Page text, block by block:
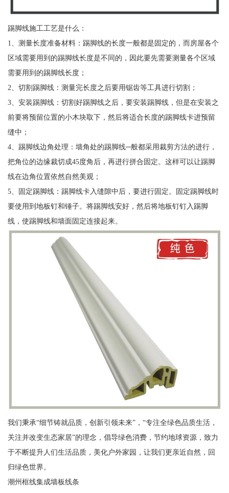
踢脚线施工工艺是什么：
1、测量长度准备材料：踢脚线的长度一般都是固定的，而房屋各个
区域需要用到的踢脚线长度是不同的，因此要先需要测量各个区域
需要用到的踢脚线长度；
2、切割踢脚线：测量完长度之后要用锯齿等工具进行切割；
3、安装踢脚线：切割好踢脚线之后，要安装踢脚线，但是在安装之
前要将预留位置的小木块取下，然后将适合长度的踢脚线卡进预留
缝中；
4、踢脚线边角处理：墙角处的踢脚线─般都采用裁剪方法的进行，
把角位的边缘裁切成45度角后，再进行拼合固定。这样可以让踢脚
线在边角位置依然自然美观；
5、固定踢脚线：踢脚线卡入缝隙中后，要进行固定。固定踢脚线时
要使用到地板钉和锤子。将踢脚线安好，然后将地板钉钉入踢脚
线，使踢脚线和墙面固定连接起来。
我们秉承“细节铸就品质，创新引领未来”，“专注全绿色品质生活，
关注并改变生态家居”的理念，倡导绿色消费，节约地球资源，致力
于不断提升人们生活品质，美化户外家园，让我们更亲近自然，回
归绿色世界。
潮州框线集成墙板线条